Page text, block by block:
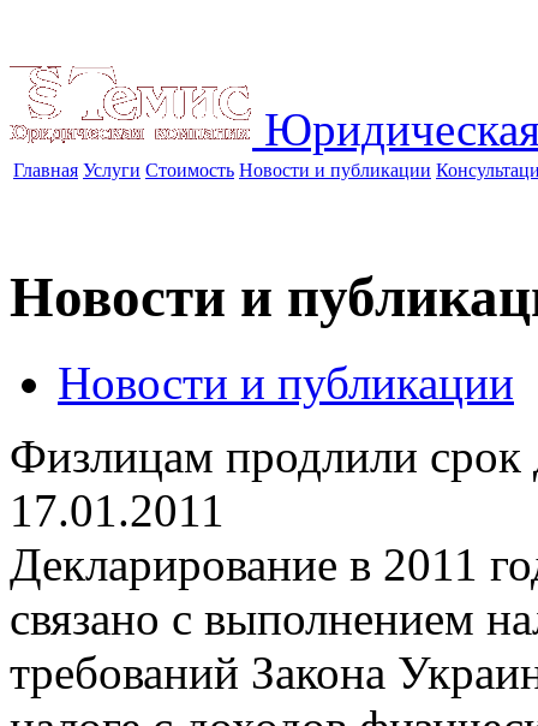
Главная Услуги Стоимость Новости и публикации
Новости и
Новости и публикации
Физлицам продлили срок
17.01.2011
Декларирование в 2011
связано с выполнением
требований Закона